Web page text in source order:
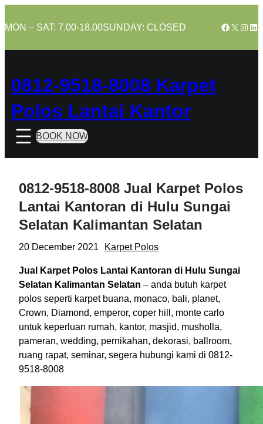
to
MON – SAT: 7.00-18.00SUNDAY: CLOSED Facebook
X
0812-9518-8008 Karpet
Polos Lantai Kantor
BOOK NOW
0812-9518-8008 Jual Karpet Polos
Lantai Kantoran di Hulu Sungai
Selatan Kalimantan Selatan
20 December 2021 Karpet Polos
Jual Karpet Polos Lantai Kantoran di Hulu Sungai
Selatan Kalimantan Selatan – anda butuh karpet
polos seperti karpet buana, monaco, bali, planet,
Crown, Diamond, emperor, coper hill, monte carlo
untuk keperluan rumah, kantor, masjid, musholla,
pameran, wedding, pernikahan, dekorasi, ballroom,
ruang rapat, seminar, segera hubungi kami di 0812-
9518-8008